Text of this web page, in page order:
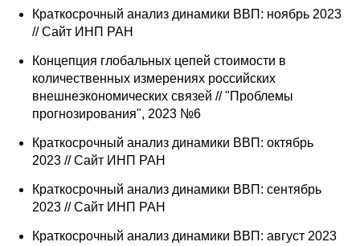
Материалы
Конкурсы и вакансии
Контакты
Краткосрочный анализ динамики ВВП: ноябрь 2023
// Сайт ИНП РАН
Концепция глобальных цепей стоимости в
количественных измерениях российских
внешнеэкономических связей // "Проблемы
прогнозирования", 2023 №6
Краткосрочный анализ динамики ВВП: октябрь
2023 // Сайт ИНП РАН
Краткосрочный анализ динамики ВВП: сентябрь
2023 // Сайт ИНП РАН
Краткосрочный анализ динамики ВВП: август 2023